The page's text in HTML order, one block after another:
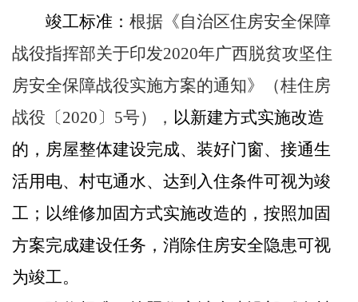
竣工标准 ：根据 《自治区住房安全保障
战役指挥部关于印发2020年广西脱贫攻坚住
房安全保障战役实施方案的通知》 （桂住房
战役〔2020〕 5号） ， 以新建方式实施改造
的，房屋整体建设完成、装好门窗、接通生
活用电、村屯通水、达到入住条件可视为竣
工；以维修加固方式实施改造的，按照加固
方案完成建设任务，消除住房安全隐患可视
为竣工。